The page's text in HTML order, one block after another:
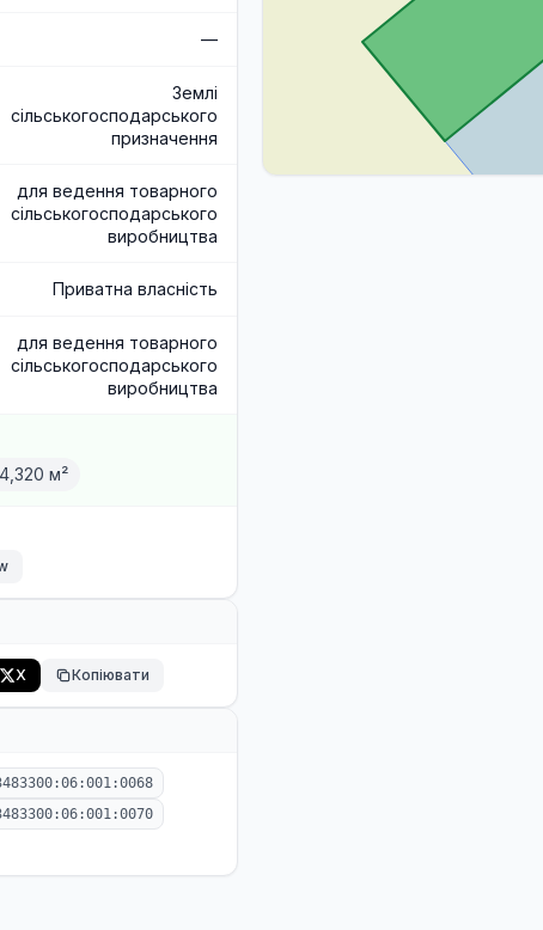
—
Землі
сільськогосподарського
призначення
для ведення товарного
сільськогосподарського
виробництва
Приватна власність
для ведення товарного
сільськогосподарського
виробництва
м²
X Копіювати